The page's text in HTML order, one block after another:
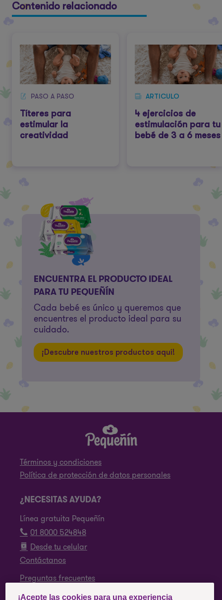
Contenido relacionado
PASO A PASO
Títeres para
estimular la
creatividad
ARTICULO
4 ejercicios de
estimulación para tu
bebé de 3 a 6 meses
ENCUENTRA EL PRODUCTO IDEAL
PARA TU PEQUEÑÍN
Cada bebé es único y queremos que
encuentres el producto ideal para su
cuidado.
¡Descubre nuestros productos aquí!
Términos y condiciones
Política de protección de datos personales
¿NECESITAS AYUDA?
Línea gratuita Pequeñín
01 8000 524848
Desde tu celular
Contáctanos
Preguntas frecuentes
¡Acepte las cookies para una experiencia